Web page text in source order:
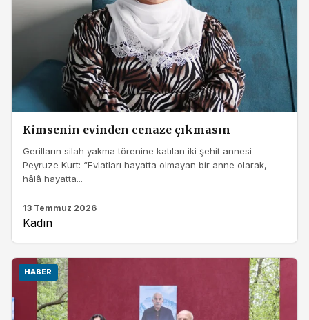
Kimsenin evinden cenaze çıkmasın
Gerilların silah yakma törenine katılan iki şehit annesi
Peyruze Kurt: “Evlatları hayatta olmayan bir anne olarak,
hâlâ hayatta...
13 Temmuz 2026
Kadın
HABER